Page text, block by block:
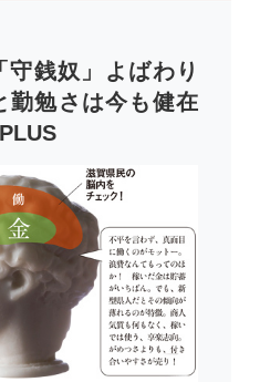
銭奴」よばわり
勤勉さは今も健在